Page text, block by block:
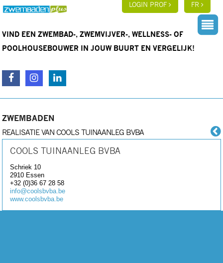
LOGIN PROF FR
VIND EEN ZWEMBAD-, ZWEMVIJVER-, WELLNESS- OF
POOLHOUSEBOUWER IN JOUW BUURT EN VERGELIJK!
ZWEMBADEN
REALISATIE VAN COOLS TUINAANLEG BVBA
COOLS TUINAANLEG BVBA
Schriek 10
2910 Essen
+32 (0)36 67 28 58
info@coolsbvba.be
www.coolsbvba.be